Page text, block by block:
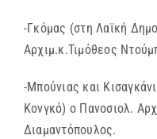
-Γκόμας (στη Λαϊκή
Αρχιμ.κ.Τιμόθεος
-Μπούνιας και
Κονγκό) ο Πανοσιολ.
Διαμαντόπουλος.